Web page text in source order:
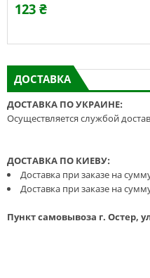
123 ₴
ДОСТАВКА
ДОСТАВКА ПО УКРАИНЕ:
Осуществляется службой
ДОСТАВКА ПО КИЕВУ:
Доставка при заказе на
Доставка при заказе на
Пункт самовывоза г. Остер,